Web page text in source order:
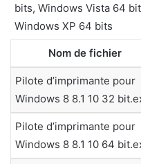
bits, Windows Vista 64
Windows XP 64 bits
Nom de fichier
Pilote d’imprimante pour
Windows 8 8.1 10 32
Pilote d’imprimante pour
Windows 8 8.1 10 64